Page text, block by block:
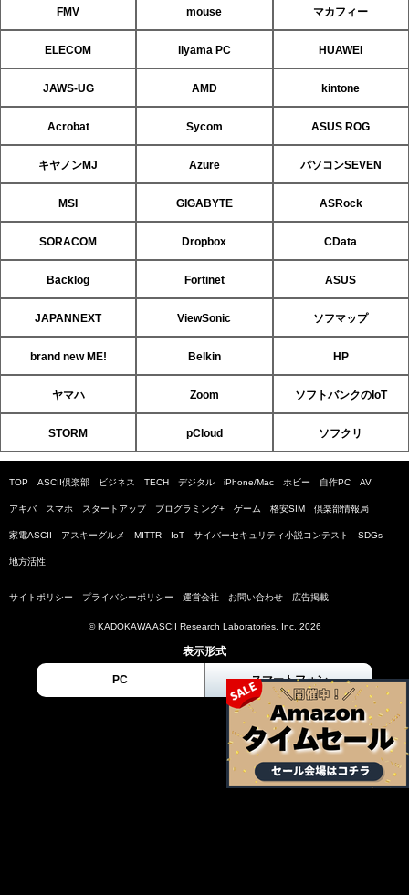
FMV mouse マカフィー
ELECOM iiyama PC HUAWEI
JAWS-UG AMD kintone
Acrobat Sycom ASUS ROG
キヤノンMJ Azure パソコンSEVEN
MSI GIGABYTE ASRock
SORACOM Dropbox CData
Backlog Fortinet ASUS
JAPANNEXT ViewSonic ソフマップ
brand new ME! Belkin HP
ヤマハ Zoom ソフトバンクのIoT
STORM pCloud ソフクリ
TOP ASCII倶楽部 ビジネス TECH デジタル iPhone/Mac ホビー 自作PC AV
アキバ スマホ スタートアップ プログラミング+ ゲーム 格安SIM 倶楽部情報局
家電ASCII アスキーグルメ MITTR IoT サイバーセキュリティ小説コンテスト SDGs
地方活性
サイトポリシー プライバシーポリシー 運営会社 お問い合わせ 広告掲載
© KADOKAWA ASCII Research Laboratories, Inc. 2026
表示形式
PC スマートフォン